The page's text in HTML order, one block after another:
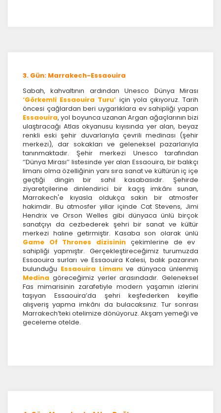
ÇEREZ KULLANIM AYARLARINIZ
Çerez tercihlerinizi belirleyin
Daha fazla bilgi içinKVKK bilgilendirmemizi,çerez
kullanımvegizlilik koşullarını inceleyebilirsiniz.
3. Gün: Marrakech-Essaouira
Sabah, kahvaltının ardından Unesco Dünya Mirası
‘Görkemli Essaouira Turu’ için yola çıkıyoruz. Tarih
öncesi çağlardan beri uygarlıklara ev sahipliği yapan
Essaouira, yol boyunca uzanan Argan ağaçlarının bizi
ulaştıracağı Atlas okyanusu kıyısında yer alan, beyaz
renkli eski şehir duvarlarıyla çevrili medinası (şehir
merkezi), dar sokakları ve geleneksel pazarlarıyla
tanınmaktadır. Şehir merkezi Unesco tarafından
‘’Dünya Mirası’’ listesinde yer alan Essaouira, bir balıkçı
limanı olma özelliğinin yanı sıra sanat ve kültürün iç içe
geçtiği dingin bir sahil kasabasıdır. Şehirde
ziyaretçilerine dinlendirici bir kaçış imkânı sunan,
Marrakech'e kıyasla oldukça sakin bir atmosfer
hakimdir. Bu atmosfer yıllar içinde Cat Stevens, Jimi
Hendrix ve Orson Welles gibi dünyaca ünlü birçok
sanatçıyı da cezbederek şehri bir sanat ve kültür
merkezi haline getirmiştir. Kasaba son olarak ünlü
Game Of Thrones dizisinin çekimlerine de ev
sahipliği yapmıştır. Gerçekleştireceğimiz turumuzda
Essaouira surları ve Essaouira Kalesi, balık pazarının
bulunduğu Essaouira Limanıve dünyaca ünlenmiş
Medina göreceğimiz yerler arasındadır. Geleneksel
Fas mimarisinin zarafetiyle modern yaşamın izlerini
taşıyan Essaouira’da şehri keşfederken keyifle
alışveriş yapma imkânı da bulacaksınız. Tur sonrası
Marrakech’teki otelimize dönüyoruz. Akşam yemeği ve
geceleme otelde.